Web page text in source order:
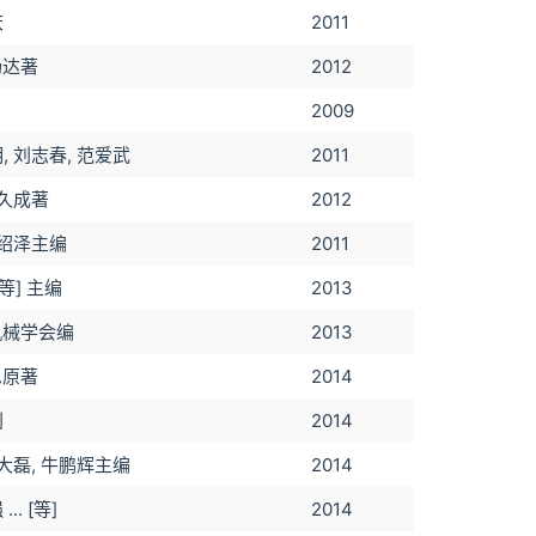
2011
著
2012
2009
刘志春, 范爱武
2011
成著
2012
泽主编
2011
] 主编
2013
学会编
2013
著
2014
2014
磊, 牛鹏辉主编
2014
... [等]
2014